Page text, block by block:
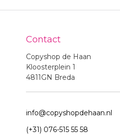
Contact
Copyshop de Haan
Kloosterplein 1
4811GN Breda
info@copyshopdehaan.nl
(+31) 076-515 55 58